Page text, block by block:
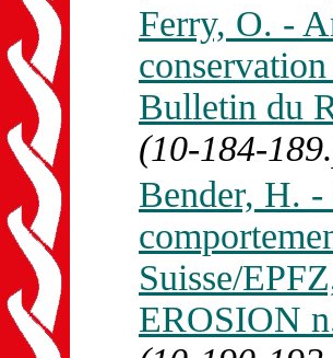
Ferry, O. -
Bulletin du
(10-184-
Bender, H. -
Suisse/
EROSION